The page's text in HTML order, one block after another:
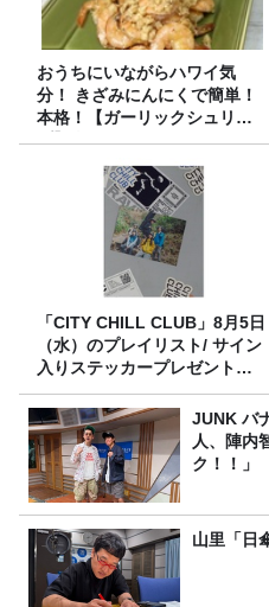
おうちにいながらハワイ気
分！ きざみにんにくで簡単！
本格！【ガーリックシュリン
プ】 桃屋のかんたんレシピ
「CITY CHILL CLUB」8月5日
（水）のプレイリスト/ サイン
入りステッカープレゼント有
り
JUNK バナナマン「三大“小MC”の一
人、陣内
ク！！」
山里「日